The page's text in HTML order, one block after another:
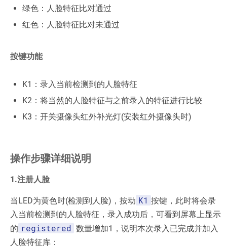
绿色：人脸特征比对通过
红色：人脸特征比对未通过
按键功能
K1：录入当前检测到的人脸特征
K2：将当然的人脸特征与之前录入的特征进行比较
K3：开关摄像头红外补光灯(安装红外摄像头时)
操作步骤详细说明
1.注册人脸
当LED为黄色时(检测到人脸)，按动 K1 按键，此时将会录
入当前检测到的人脸特征，录入成功后，可看到屏幕上显示
的 registered 数量增加1，说明本次录入已完成并加入
人脸特征库：